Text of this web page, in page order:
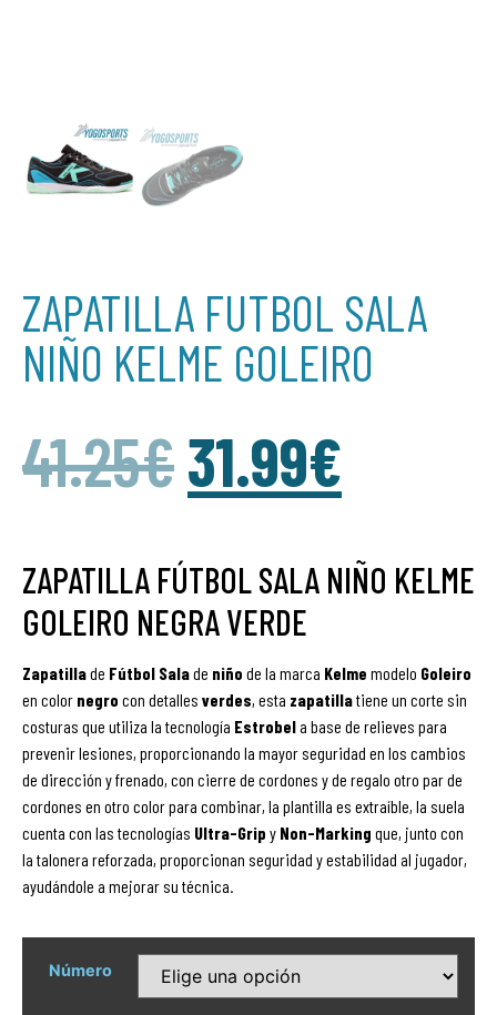
ZAPATILLA FUTBOL SALA
NIÑO KELME GOLEIRO
41.25€31.99€
ZAPATILLA FÚTBOL SALA NIÑO KELME
GOLEIRO NEGRA VERDE
Zapatillade Fútbol Salade niño de la marca Kelme modelo Goleiro
en color negro con detalles verdes, esta zapatillatiene un corte sin
costuras que utiliza la tecnología Estrobela base de relieves para
prevenir lesiones, proporcionando la mayor seguridad en los cambios
de dirección y frenado, con cierre de cordones y de regalo otro par de
cordones en otro color para combinar, la plantilla es extraíble, la suela
cuenta con las tecnologías Ultra-Grip y Non-Marking que, junto con
la talonera reforzada, proporcionan seguridad y estabilidad al jugador,
ayudándole a mejorar su técnica.
Número